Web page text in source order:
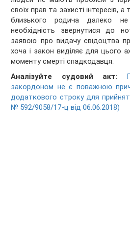
своїх прав та захисті інтересів, а
близького родича далеко
необхідність звернутися до
заявою про видачу свідоцтва
хоча і закон виділяє для цього
моменту смерті спадкодавця.
Аналізуйте судовий акт:
закордоном не є поважною
додаткового строку для
№ 592/9058/17-ц від 06.06.2018)